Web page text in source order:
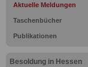
Aktuelle Meldungen
Taschenbücher
Publikationen
Besoldung in Hessen